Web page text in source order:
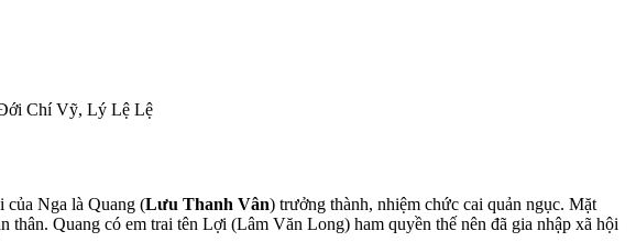
Chí Vỹ, Lý Lệ Lệ
của Nga là Quang (Lưu Thanh Vân) trưởng thành, nhiệm chức cai quản ngục. Mặt
Quang có em trai tên Lợi (Lâm Văn Long) ham quyền thế nên đã gia nhập xã hội